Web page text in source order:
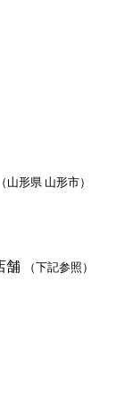
（山形県 山形市）
舗 （下記参照）